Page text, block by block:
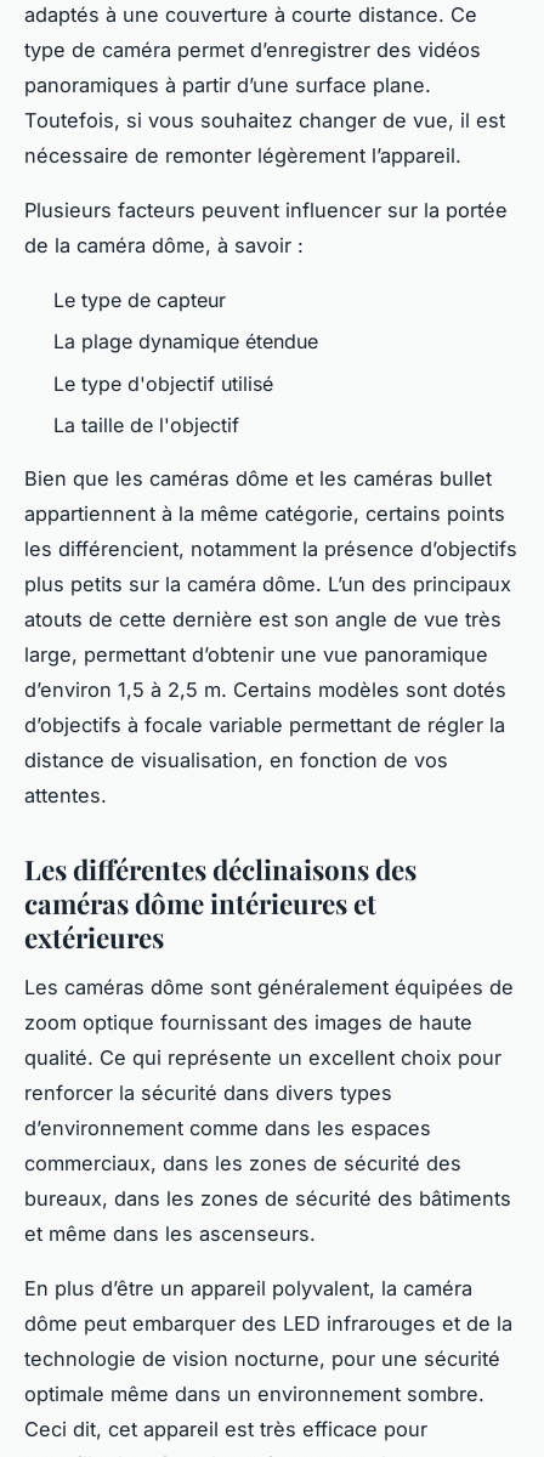
adaptés à une couverture à courte distance. Ce
type de caméra permet d’enregistrer des vidéos
panoramiques à partir d’une surface plane.
Toutefois, si vous souhaitez changer de vue, il est
nécessaire de remonter légèrement l’appareil.
Plusieurs facteurs peuvent influencer sur la portée
de la caméra dôme, à savoir :
Le type de capteur
La plage dynamique étendue
Le type d'objectif utilisé
La taille de l'objectif
Bien que les caméras dôme et les caméras bullet
appartiennent à la même catégorie, certains points
les différencient, notamment la présence d’objectifs
plus petits sur la caméra dôme. L’un des principaux
atouts de cette dernière est son angle de vue très
large, permettant d’obtenir une vue panoramique
d’environ 1,5 à 2,5 m. Certains modèles sont dotés
d’objectifs à focale variable permettant de régler la
distance de visualisation, en fonction de vos
attentes.
Les différentes déclinaisons des
caméras dôme intérieures et
extérieures
Les caméras dôme sont généralement équipées de
zoom optique fournissant des images de haute
qualité. Ce qui représente un excellent choix pour
renforcer la sécurité dans divers types
d’environnement comme dans les espaces
commerciaux, dans les zones de sécurité des
bureaux, dans les zones de sécurité des bâtiments
et même dans les ascenseurs.
En plus d’être un appareil polyvalent, la caméra
dôme peut embarquer des LED infrarouges et de la
technologie de vision nocturne, pour une sécurité
optimale même dans un environnement sombre.
Ceci dit, cet appareil est très efficace pour